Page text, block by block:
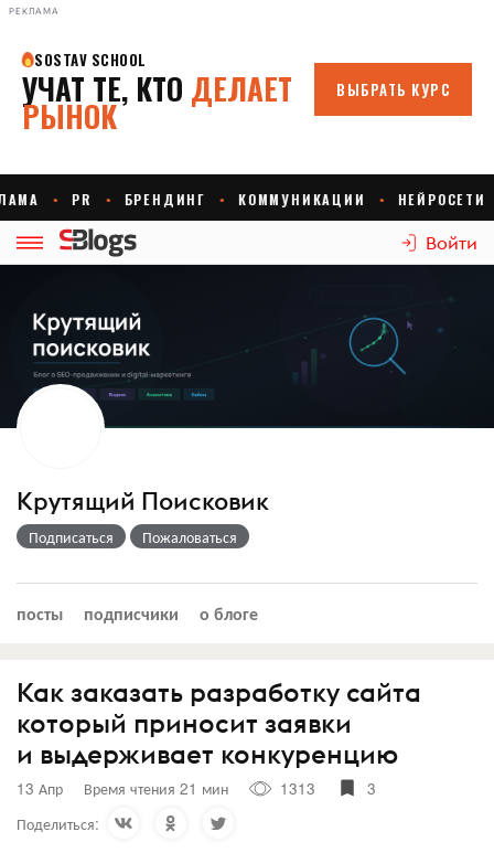
РЕКЛАМА
Войти
Крутящий Поисковик
Подписаться Пожаловаться
посты подписчики о блоге
Как заказать разработку сайта
который приносит заявки
и выдерживает конкуренцию
13 Апр Время чтения 21 мин 1313
3
Поделиться: